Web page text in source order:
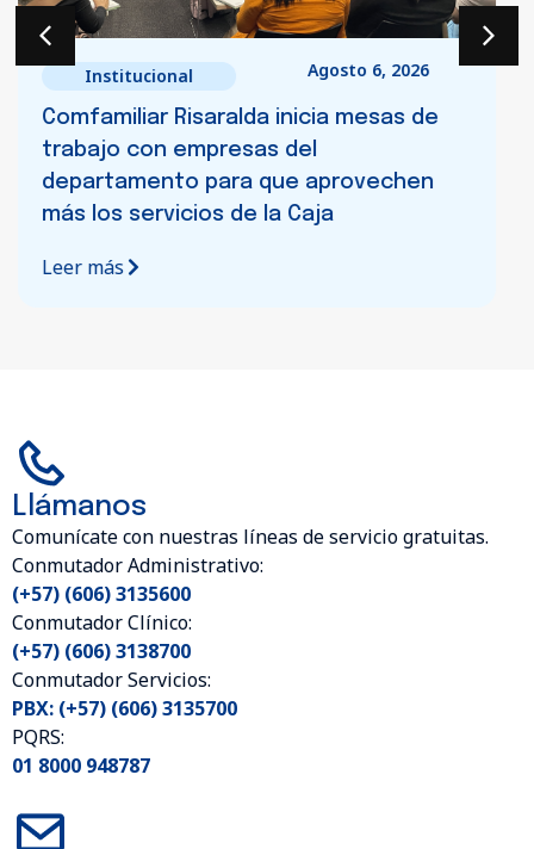
Cultura Julio 8, 2026
Comfamiliar Risaralda impulsará el
desarrollo del sector audiovisual nueva
Unidad de Desarrollo Cinematográfico y
Audiovisual.
Leer más
Llámanos
Comunícate con nuestras líneas de servicio gratuitas.
Conmutador Administrativo:
(+57) (606) 3135600
Conmutador Clínico:
(+57) (606) 3138700
Conmutador Servicios:
PBX: (+57) (606) 3135700
PQRS:
01 8000 948787